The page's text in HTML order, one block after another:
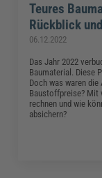
Teures
Rückblick
06.12.2022
Das Jahr 2022
Baumaterial. Diese
Doch was waren
Baustoffpreise? Mit
rechnen und wie
absichern?